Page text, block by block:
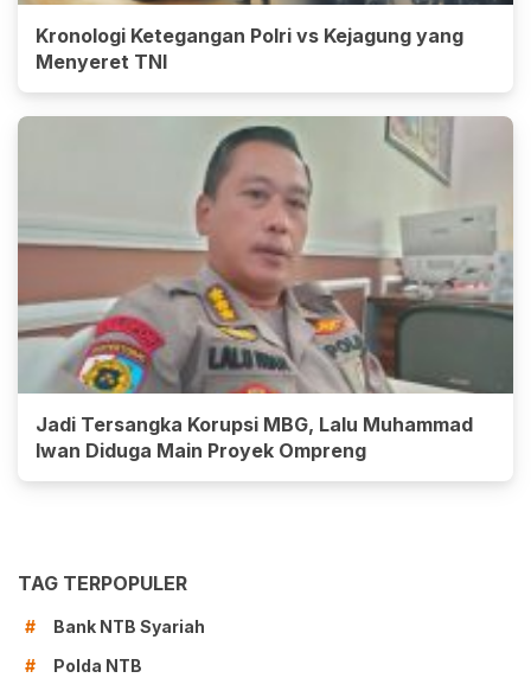
Kronologi Ketegangan Polri vs Kejagung yang
Menyeret TNI
Jadi Tersangka Korupsi MBG, Lalu Muhammad
Iwan Diduga Main Proyek Ompreng
TAG TERPOPULER
#
Bank NTB Syariah
#
Polda NTB